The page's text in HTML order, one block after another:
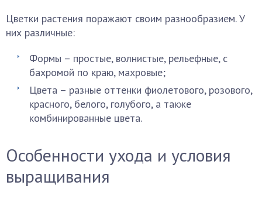
Цветки растения поражают своим разнообразием. У
них различные:
Формы – простые, волнистые, рельефные, с
бахромой по краю, махровые;
Цвета – разные оттенки фиолетового, розового,
красного, белого, голубого, а также
комбинированные цвета.
Особенности ухода и условия
выращивания